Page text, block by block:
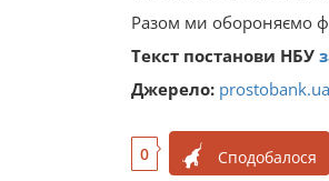
Разом ми обороняємо
Текст постанови НБУ
Джерело: prostobank.ua
0 Сподобалося